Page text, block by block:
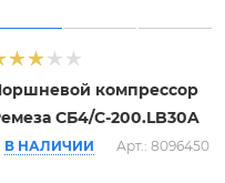
компрессор
СБ4/С-200.LB30A
В НАЛИЧИИ Арт.: 8096450